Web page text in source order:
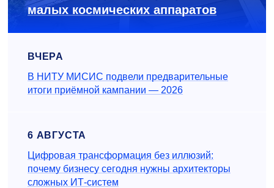
малых космических аппаратов
ВЧЕРА
В НИТУ МИСИС подвели предварительные
итоги приёмной кампании — 2026
6 АВГУСТА
Цифровая трансформация без иллюзий:
почему бизнесу сегодня нужны архитекторы
сложных ИТ-систем